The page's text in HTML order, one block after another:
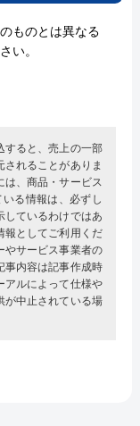
ものとは異なる
い。
ると、売上の一部
れることがありま
、商品・サービス
る情報は、必ずし
しているわけではあ
報としてご利用くだ
サービス事業者の
内容は記事作成時
アルによって仕様や
が中止されている場